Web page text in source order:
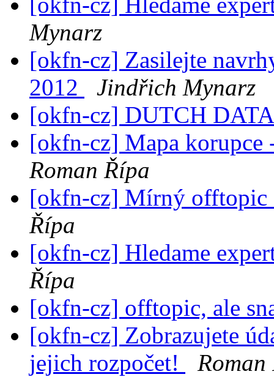
Mynarz
[okfn-cz] Zasilejte
2012
Jindřich Mynarz
[okfn-cz] DUTCH
[okfn-cz] Mapa korupce
Roman Řípa
[okfn-cz] Mírný offtopic
Řípa
[okfn-cz] Hledame
Řípa
[okfn-cz] offtopic, ale
[okfn-cz] Zobrazujete
jejich rozpočet!
Roman